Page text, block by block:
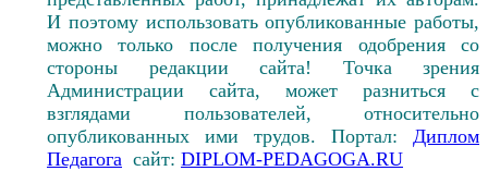
И поэтому использовать опубликованные работы,
можно только после получения одобрения со
стороны редакции сайта! Точка зрения
Администрации сайта, может разниться с
взглядами пользователей, относительно
опубликованных ими трудов. Портал: Диплом
Педагога сайт: DIPLOM-PEDAGOGA.RU